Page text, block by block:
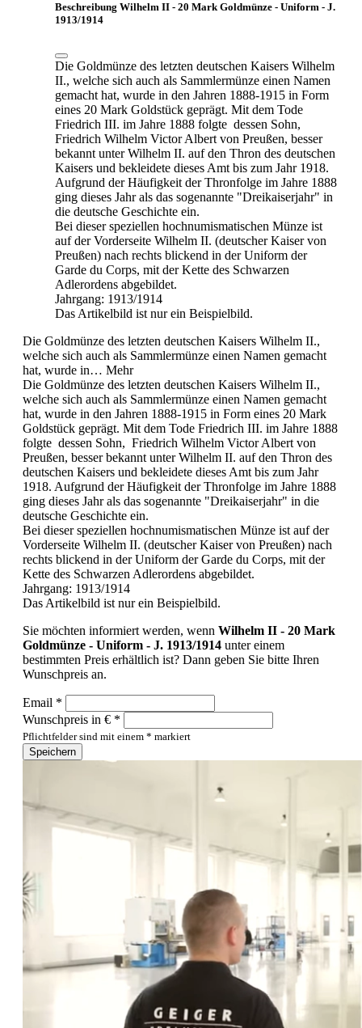
Beschreibung Wilhelm II - 20 Mark Goldmünze - Uniform - J.
1913/1914
Die Goldmünze des letzten deutschen Kaisers Wilhelm
II., welche sich auch als Sammlermünze einen Namen
gemacht hat, wurde in den Jahren 1888-1915 in Form
eines 20 Mark Goldstück geprägt. Mit dem Tode
Friedrich III. im Jahre 1888 folgte dessen Sohn,
Friedrich Wilhelm Victor Albert von Preußen, besser
bekannt unter Wilhelm II. auf den Thron des deutschen
Kaisers und bekleidete dieses Amt bis zum Jahr 1918.
Aufgrund der Häufigkeit der Thronfolge im Jahre 1888
ging dieses Jahr als das sogenannte "Dreikaiserjahr" in
die deutsche Geschichte ein.
Bei dieser speziellen hochnumismatischen Münze ist
auf der Vorderseite Wilhelm II. (deutscher Kaiser von
Preußen) nach rechts blickend in der Uniform der
Garde du Corps, mit der Kette des Schwarzen
Adlerordens abgebildet.
Jahrgang: 1913/1914
Das Artikelbild ist nur ein Beispielbild.
Die Goldmünze des letzten deutschen Kaisers Wilhelm II.,
welche sich auch als Sammlermünze einen Namen gemacht
hat, wurde in… Mehr
Die Goldmünze des letzten deutschen Kaisers Wilhelm II.,
welche sich auch als Sammlermünze einen Namen gemacht
hat, wurde in den Jahren 1888-1915 in Form eines 20 Mark
Goldstück geprägt. Mit dem Tode Friedrich III. im Jahre 1888
folgte dessen Sohn, Friedrich Wilhelm Victor Albert von
Preußen, besser bekannt unter Wilhelm II. auf den Thron des
deutschen Kaisers und bekleidete dieses Amt bis zum Jahr
1918. Aufgrund der Häufigkeit der Thronfolge im Jahre 1888
ging dieses Jahr als das sogenannte "Dreikaiserjahr" in die
deutsche Geschichte ein.
Bei dieser speziellen hochnumismatischen Münze ist auf der
Vorderseite Wilhelm II. (deutscher Kaiser von Preußen) nach
rechts blickend in der Uniform der Garde du Corps, mit der
Kette des Schwarzen Adlerordens abgebildet.
Jahrgang: 1913/1914
Das Artikelbild ist nur ein Beispielbild.
Sie möchten informiert werden, wenn Wilhelm II - 20 Mark
Goldmünze - Uniform - J. 1913/1914 unter einem
bestimmten Preis erhältlich ist? Dann geben Sie bitte Ihren
Wunschpreis an.
Email *
Wunschpreis in € *
Pflichtfelder sind mit einem * markiert
Speichern